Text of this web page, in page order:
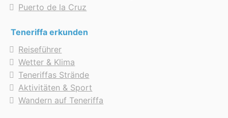
Puerto de la Cruz
Teneriffa erkunden
Reiseführer
Wetter & Klima
Teneriffas Strände
Aktivitäten & Sport
Wandern auf Teneriffa